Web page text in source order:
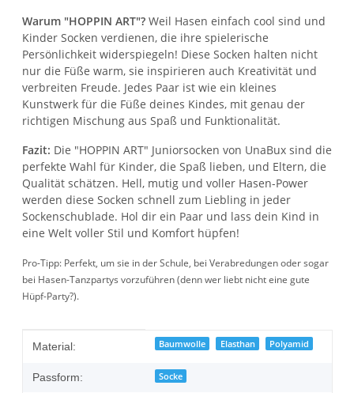
Warum "HOPPIN ART"? Weil Hasen einfach cool sind und
Kinder Socken verdienen, die ihre spielerische
Persönlichkeit widerspiegeln! Diese Socken halten nicht
nur die Füße warm, sie inspirieren auch Kreativität und
verbreiten Freude. Jedes Paar ist wie ein kleines
Kunstwerk für die Füße deines Kindes, mit genau der
richtigen Mischung aus Spaß und Funktionalität.
Fazit: Die "HOPPIN ART" Juniorsocken von UnaBux sind die
perfekte Wahl für Kinder, die Spaß lieben, und Eltern, die
Qualität schätzen. Hell, mutig und voller Hasen-Power
werden diese Socken schnell zum Liebling in jeder
Sockenschublade. Hol dir ein Paar und lass dein Kind in
eine Welt voller Stil und Komfort hüpfen!
Pro-Tipp: Perfekt, um sie in der Schule, bei Verabredungen oder sogar
bei Hasen-Tanzpartys vorzuführen (denn wer liebt nicht eine gute
Hüpf-Party?).
Produkteigenschaft
Wert
Material: Baumwolle Elasthan Polyamid
Passform: Socke